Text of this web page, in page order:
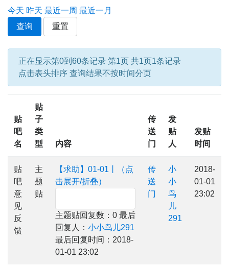
今天 昨天 最近一周 最近一月
查询
重置
正在显示第0到60条记录 第1页 共1页1条记录
点击表头排序 查询结果不按时间分页
贴
吧
名
贴
子
类
型
内容
传
送
门
发
贴
人
发贴
时间
贴
吧
意
见
反
馈
主
题
贴
【求助】01-01丨（点
击展开/折叠）
主题贴回复数：0 最后
回复人： 小小鸟儿291
最后回复时间：2018-
01-01 23:02
传
送
门
小
小
鸟
儿
291
2018-
01-01
23:02